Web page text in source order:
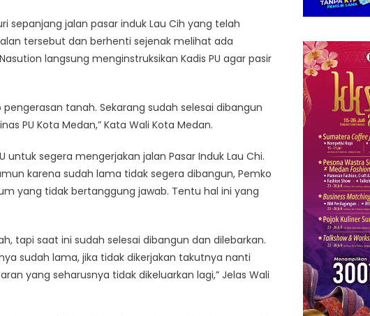
sepanjang jalan pasar induk Lau Cih yang telah
tersebut dan berhenti sejenak melihat ada
langsung menginstruksikan Kadis PU agar pasir
tanah. Sekarang sudah selesai dibangun
PU Kota Medan,” Kata Wali Kota Medan.
untuk segera mengerjakan jalan Pasar Induk Lau Chi.
karena sudah lama tidak segera dibangun, Pemko
yang tidak bertanggung jawab. Tentu hal ini yang
tapi saat ini sudah selesai dibangun dan dilebarkan.
sudah lama, jika tidak dikerjakan takutnya nanti
yang seharusnya tidak dikeluarkan lagi,” Jelas Wali